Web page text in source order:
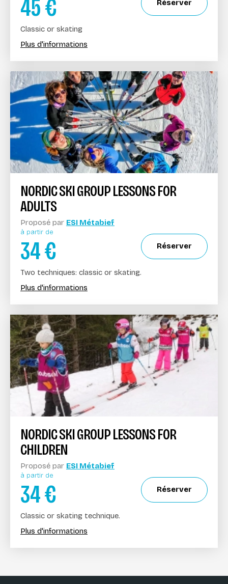
45€ Réserver
Classic or skating
Plus d'informations
NORDIC SKI GROUP LESSONS FOR
ADULTS
Proposé par ESI Métabief
à partir de
34€ Réserver
Two techniques: classic or skating.
Plus d'informations
NORDIC SKI GROUP LESSONS FOR
CHILDREN
Proposé par ESI Métabief
à partir de
34€ Réserver
Classic or skating technique.
Plus d'informations